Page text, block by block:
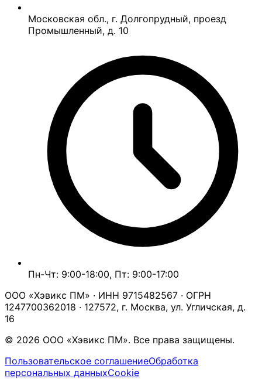
Московская обл., г. Долгопрудный, проезд
Промышленный, д. 10
Пн-Чт: 9:00-18:00, Пт: 9:00-17:00
ООО «Хэвикс ПМ» · ИНН 9715482567 · ОГРН
1247700362018 · 127572, г. Москва, ул. Угличская, д.
16
© 2026 ООО «Хэвикс ПМ». Все права защищены.
Пользовательское соглашениеОбработка
персональных данныхCookie